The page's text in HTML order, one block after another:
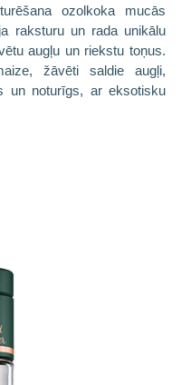
ozolkoka mucās
raksturu un rada unikālu
augļu un riekstu toņus.
žāvēti saldie augļi,
un noturīgs, ar eksotisku